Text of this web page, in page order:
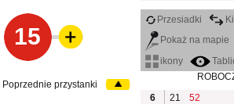
15
Przesiadki
Pokaż na mapie
ikony
6
21
52
Poprzednie przystanki